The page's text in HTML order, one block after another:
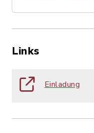
Links
Einladung